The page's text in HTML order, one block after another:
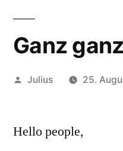
Ganz
Veröffentlicht
Julius 25.
Hello people,